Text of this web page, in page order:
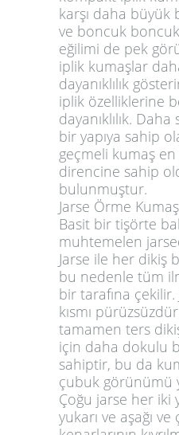
karşı daha
ve boncuk
eğilimi de pek
iplik kumaşlar
dayanıklılık
iplik özelliklerine
dayanıklılık. Daha
bir yapıya sahip
geçmeli kumaş
direncine sahip
bulunmuştur.
Jarse Örme Kumaş
Basit bir tişörte
muhtemelen
Jarse ile her dikiş
bu nedenle tüm
bir tarafına çekilir.
kısmı
tamamen ters
için daha dokulu
sahiptir, bu da
çubuk görünümü
Çoğu jarse her iki
yukarı ve aşağı ve